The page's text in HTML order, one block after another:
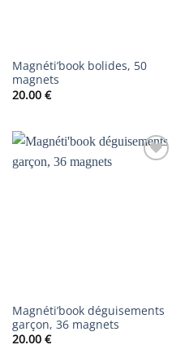
Magnéti’book bolides, 50
magnets
20.00 €
Magnéti’book déguisements
garçon, 36 magnets
20.00 €